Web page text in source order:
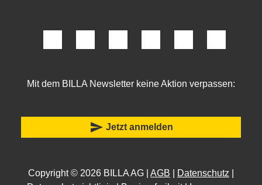
Mit dem BILLA Newsletter keine Aktion verpassen:
send Jetzt anmelden
Copyright © 2026 BILLA AG | AGB Datenschutz